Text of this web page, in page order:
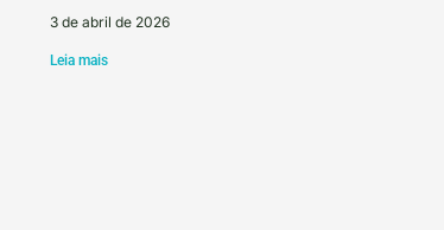
3 de abril de 2026
Leia mais